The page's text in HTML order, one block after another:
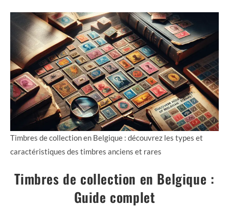
Timbres de collection en Belgique : découvrez les types et
caractéristiques des timbres anciens et rares
Timbres de collection en Belgique :
Guide complet